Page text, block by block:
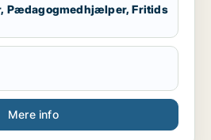
Pædagogmedhjælper, Fritids
Mere info